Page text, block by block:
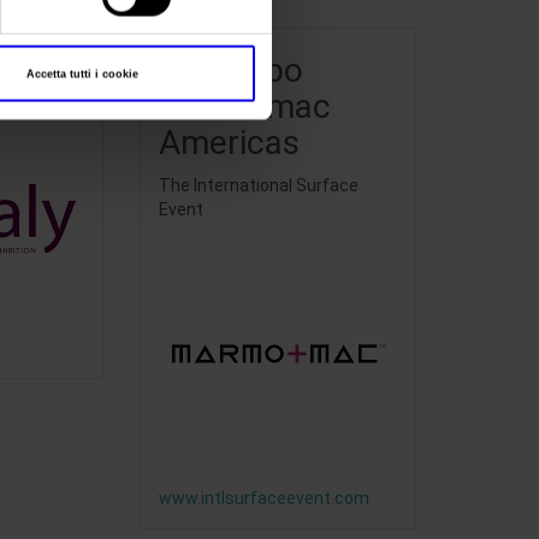
Accetta tutti i cookie
StonExpo
Marmomac
Americas
The International Surface
Event
www.intlsurfaceevent.com